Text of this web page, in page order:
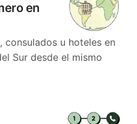
en
consulados u hoteles en
Sur desde el mismo